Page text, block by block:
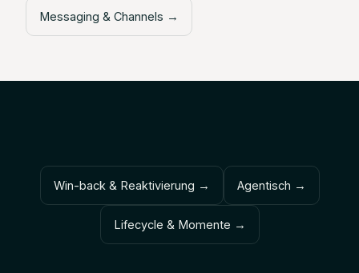
Messaging & Channels →
Win-back & Reaktivierung → Agentisch →
Lifecycle & Momente →